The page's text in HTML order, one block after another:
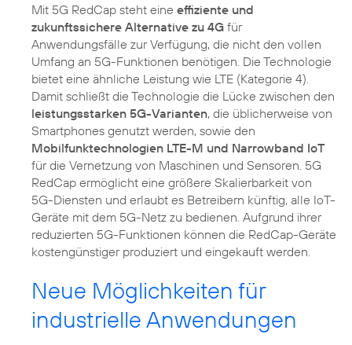
Mit 5G RedCap steht eine effiziente und
zukunftssichere Alternative zu 4G für
Anwendungsfälle zur Verfügung, die nicht den vollen
Umfang an 5G-Funktionen benötigen. Die Technologie
bietet eine ähnliche Leistung wie LTE (Kategorie 4).
Damit schließt die Technologie die Lücke zwischen den
leistungsstarken 5G-Varianten, die üblicherweise von
Smartphones genutzt werden, sowie den
Mobilfunktechnologien LTE-M und Narrowband IoT
für die Vernetzung von Maschinen und Sensoren. 5G
RedCap ermöglicht eine größere Skalierbarkeit von
5G-Diensten und erlaubt es Betreibern künftig, alle IoT-
Geräte mit dem 5G-Netz zu bedienen. Aufgrund ihrer
reduzierten 5G-Funktionen können die RedCap-Geräte
kostengünstiger produziert und eingekauft werden.
Neue Möglichkeiten für
industrielle Anwendungen